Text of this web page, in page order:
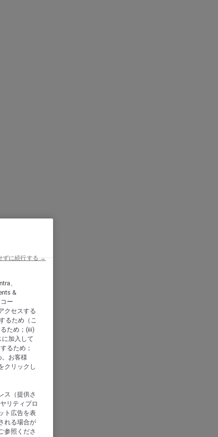
、
&
ー
クセスする
るため（こ
ため；(iii)
加入して
るため；
お客様
クリックし
ス（提供さ
リティプロ
ト広告を表
れる場合が
参照くださ
ずに続行する →